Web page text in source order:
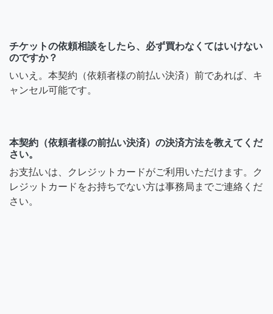
チケットの依頼相談をしたら、必ず買わなくてはいけない
のですか？
いいえ。本契約（依頼者様の前払い決済）前であれば、キ
ャンセル可能です。
本契約（依頼者様の前払い決済）の決済方法を教えてくだ
さい。
お支払いは、クレジットカードがご利用いただけます。ク
レジットカードをお持ちでない方は事務局までご連絡くだ
さい。